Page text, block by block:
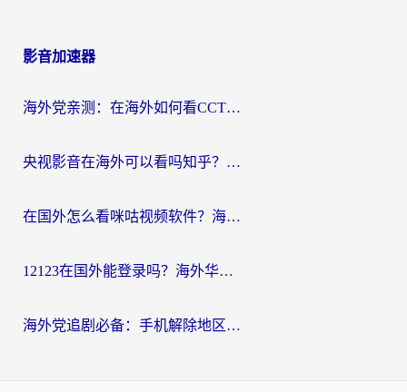
影音加速器
海外党亲测：在海外如何看CCTV？告别“仅限大陆播放”的实用指南
央视影音在海外可以看吗知乎？留学生亲测：3步解决地域限制+追剧自由
在国外怎么看咪咕视频软件？海外党亲测有效的回国加速方案
12123在国外能登录吗？海外华人必看的回国加速实用指南
海外党追剧必备：手机解除地区限制app怎么选？解决央视视频&国内剧地区限制全指南